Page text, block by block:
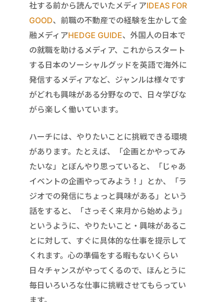
社する前から読んでいたメディアIDEAS FOR
GOOD、前職の不動産での経験を生かして金
融メディアHEDGE GUIDE、外国人の日本で
の就職を助けるメディア、これからスタート
する日本のソーシャルグッドを英語で海外に
発信するメディアなど、ジャンルは様々です
がどれも興味がある分野なので、日々学びな
がら楽しく働いています。
ハーチには、やりたいことに挑戦できる環境
があります。たとえば、「企画とかやってみ
たいな」とぼんやり思っていると、「じゃあ
イベントの企画やってみよう！」とか、「ラ
ジオでの発信にちょっと興味がある」という
話をすると、「さっそく来月から始めよう」
というように、やりたいこと・興味があるこ
とに対して、すぐに具体的な仕事を提示して
くれます。心の準備をする暇もないくらい
日々チャンスがやってくるので、ほんとうに
毎日いろいろな仕事に挑戦させてもらってい
ます。